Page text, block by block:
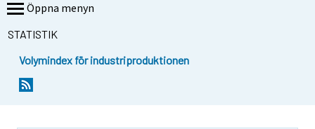
Öppna menyn
STATISTIK
Volymindex för industriproduktionen